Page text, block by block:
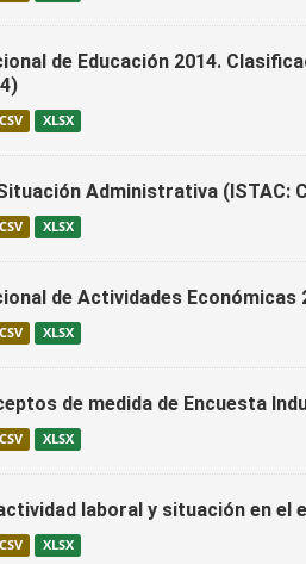
de Educación 2014.
CSV XLSX
Administrativa (ISTAC:
CSV XLSX
de Actividades Económicas
CSV XLSX
de medida de Encuesta
CSV XLSX
laboral y situación en el
CSV XLSX